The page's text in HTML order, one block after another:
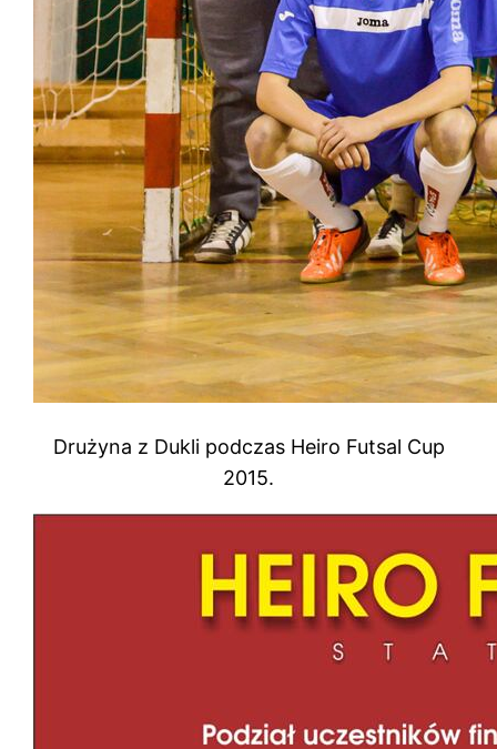
Drużyna z Dukli podczas Heiro Futsal Cup
2015.